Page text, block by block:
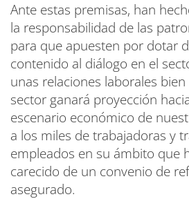
Ante estas premisas, han
la responsabilidad de las
para que apuesten por dotar
contenido al diálogo en el
unas relaciones laborales bien
sector ganará proyección
escenario económico de
a los miles de trabajadoras y
empleados en su ámbito que
carecido de un convenio de
asegurado.